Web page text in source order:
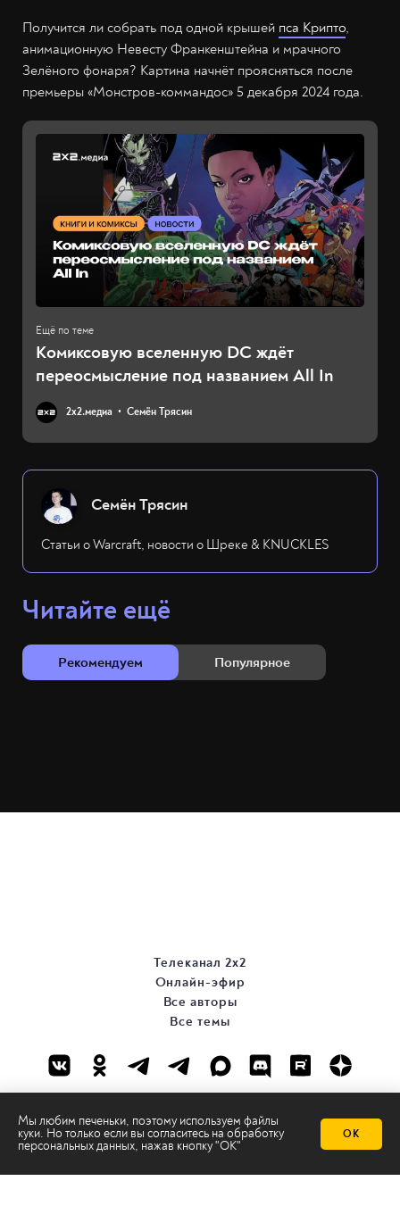
Получится ли собрать под одной крышей пса Крипто,
анимационную Невесту Франкенштейна и мрачного
Зелёного фонаря? Картина начнёт проясняться после
премьеры «Монстров-коммандос» 5 декабря 2024 года.
Комиксовую вселенную DC ждёт
переосмысление под названием All In
2х2.медиа Семён Трясин
Семён Трясин
Статьи о Warcraft, новости о Шреке & KNUCKLES
Читайте ещё
Рекомендуем Популярное
Мы любим печеньки, поэтому используем файлы
куки. Но только если вы согласитесь на обработку
персональных данных, нажав кнопку "ОК"
ОК
Телеканал 2х2
Онлайн-эфир
Все авторы
Все темы
© ООО «ТРК «2Х2», 2026